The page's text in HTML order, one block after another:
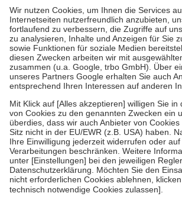
höchstens zehn Euro.
Es sind jedoch nie mehr
Kosten der Leistung zu entrichten.
Diese Regeln gelten grundsätzlich auch für
Bei Heilmitteln und häuslicher Krankenpflege
Zuzahlung zehn Prozent der Kosten sowie
Verordnung.
Um das Engagement der Versicherten für ihre
stärken und die besondere Stellung der Familie
fallenkeine Zuzahlungenan bei:
• Kindern und Jugendlichen bis zum
mit Ausnahme der Fahrkosten
• Untersuchungen zur Vorsorge und
GKV getragen werden
• empfohlenen Schutzimpfungen
• Harn- und Blutteststreifen